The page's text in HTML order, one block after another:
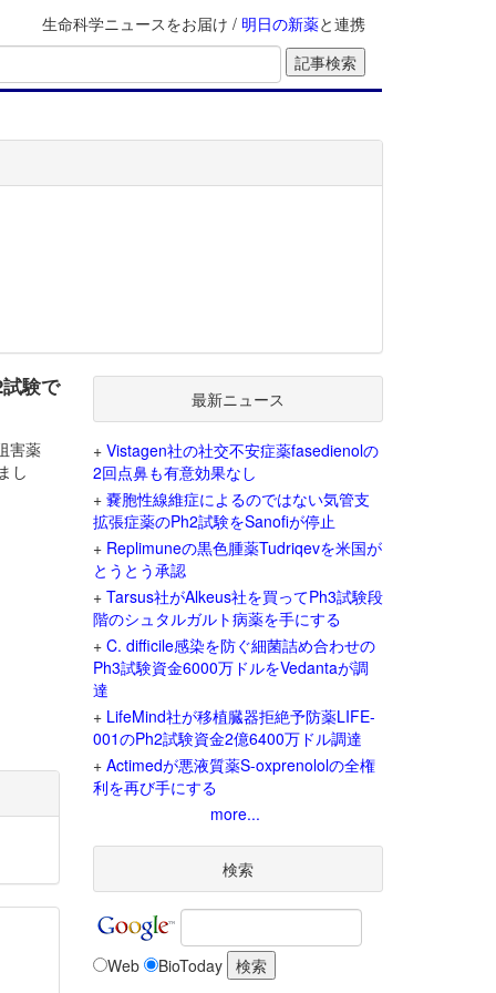
生命科学ニュースをお届け / 明日の新薬と連携
験で
害薬
し
最新ニュース
+ Vistagen社の社交不安症薬fasedienolの
2回点鼻も有意効果なし
+ 嚢胞性線維症によるのではない気管支
拡張症薬のPh2試験をSanofiが停止
+ Replimuneの黒色腫薬Tudriqevを米国が
とうとう承認
+ Tarsus社がAlkeus社を買ってPh3試験段
階のシュタルガルト病薬を手にする
+ C. difficile感染を防ぐ細菌詰め合わせの
Ph3試験資金6000万ドルをVedantaが調
達
+ LifeMind社が移植臓器拒絶予防薬LIFE-
001のPh2試験資金2億6400万ドル調達
+ Actimedが悪液質薬S-oxprenololの全権
利を再び手にする
more...
検索
Web BioToday